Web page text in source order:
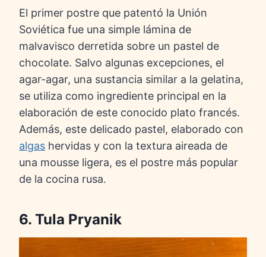
El primer postre que patentó la Unión
Soviética fue una simple lámina de
malvavisco derretida sobre un pastel de
chocolate. Salvo algunas excepciones, el
agar-agar, una sustancia similar a la gelatina,
se utiliza como ingrediente principal en la
elaboración de este conocido plato francés.
Además, este delicado pastel, elaborado con
algas hervidas y con la textura aireada de
una mousse ligera, es el postre más popular
de la cocina rusa.
6. Tula Pryanik